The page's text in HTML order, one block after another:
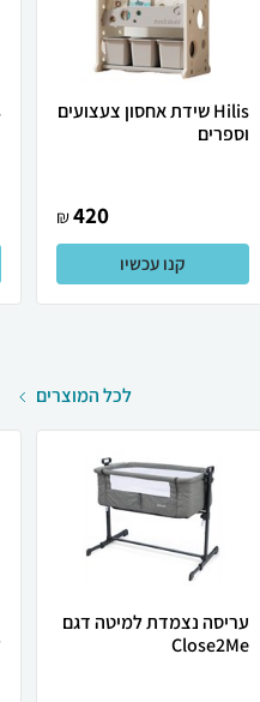
Hilis שידת אחסון צעצועים
וספרים
420
₪
קנו עכשיו
לכל המוצרים
עריסה נצמדת למיטה דגם
Close2Me